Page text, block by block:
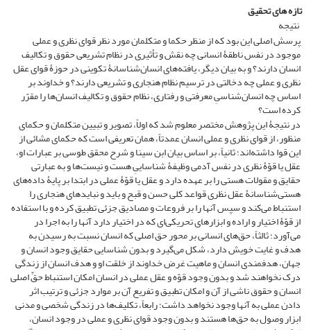
تازه های تحقیق
نتیجه
پرسش اصلی این بود که از منظر حکما و متکلمان مورد نظر قوای نظری و عملی
موجود در نفس ناطقۀ انسانی چه نقش و تأثیری در نظام تشریعی حقوق و تکالیف
انسان دارند؟ و به بیان دیگر‌‌، یافته‌های انسان‌شناسانۀ تکوینی در حوزۀ قوای عقل
نظری و عملی چه دخالتی در ترسیم نظام هنجاری و تشریعی دارند؟ و خداوند بر
اساس چه انسان‌شناسیِ معرفتی و رفتاری، نظام حقوق و تکالیف انسان‌ها را مقرّر
کرده است؟
در نتیجۀ این پژوهش مختصر معلوم شد که اولاً‌‌، تصویر و تبیین متکلمان و حکمای
منظور‌‌، از قوای نظری و عملی انسان عمدتاً‌‌، همان تعریفی است که حکمای مشائی از
این قوا داشته‌اند؛ ثانیاً‌‌، بر اساس بیان‌ ابن‌ سینا و شرح محقق طوسی بر عبارات او،
عقل یا قوّۀ نظری در نفس آدمی وظیفۀ شناساییِ هست و نیست‌ها و به عبارتی
حقایق و مقولات هستی را بر عهده دارد و عقل یا قوّۀ عملی در ابتدا بر پایۀ داده‌های
هستی‌شناسانۀ عقل نظری قواعد کلی حسن و قبح و باید و نباید‌های هنجاری را
استنباط می‌کند و سپس آنها را بر فروعات و مصادیق جزئی تطبیق کرده و با استفاده
از قوّۀ اختیار و اراده و ابزار‌های تحریکی‌ای که در اختیار دارد آنها را به اجرا در
می‌آورد؛ ثالثاً‌‌، حق‌های انسانی بر محور حق اصلی که انسان نسبت به رسیدن به
هدف و غایت خویش دارد‌‌، شکل می‌گیرد و بدون شناسایی حقایق وجود انسان و
جهان‌‌، هدفمندی انسان و ماهیت غرض خداوند از خلقت او و هدف انسان از زندگی
درک نخواهند شد و بدون وجود قوّه و عقل عملی در انسان امکان استنباط حقِّ اصلی
انسان و حقوق ناشی از آن و امکان تطبیق و تفریع آن بر موارد جزئی و ترتیب اثر
دادن عملی به آنها وجود نخواهد داشت؛ رابعاً‌‌، تکلیف‌ها در زندگی شخصی و مدنی
ابزار وصول به حق‌ها هستند و بدون وجود قوای نظری و عملی در وجود انسان‌‌،